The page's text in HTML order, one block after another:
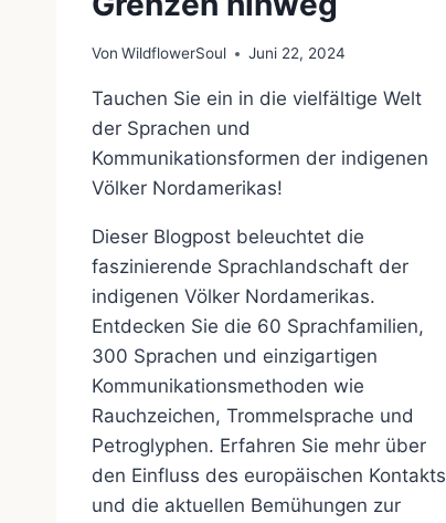
Von WildflowerSoul Juni 22, 2024
Tauchen Sie ein in die vielfältige Welt
der Sprachen und
Kommunikationsformen der indigenen
Völker Nordamerikas!
Dieser Blogpost beleuchtet die
faszinierende Sprachlandschaft der
indigenen Völker Nordamerikas.
Entdecken Sie die 60 Sprachfamilien,
300 Sprachen und einzigartigen
Kommunikationsmethoden wie
Rauchzeichen, Trommelsprache und
Petroglyphen. Erfahren Sie mehr über
den Einfluss des europäischen Kontakts
und die aktuellen Bemühungen zur